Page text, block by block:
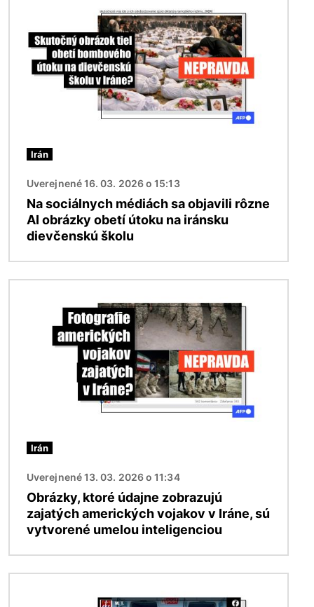
Irán
Uverejnené 16. 03. 2026 o 15:13
Na sociálnych médiách sa objavili rôzne
AI obrázky obetí útoku na iránsku
dievčenskú školu
Irán
Uverejnené 13. 03. 2026 o 11:34
Obrázky, ktoré údajne zobrazujú
zajatých amerických vojakov v Iráne, sú
vytvorené umelou inteligenciou